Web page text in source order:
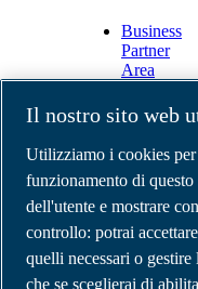
Business
Partner
Area
Connect
2.0
Business
ABAC
Media
Gallery
©2026
Note legali e
Il nostro sito web
Utilizziamo i cookies
funzionamento di
dell'utente e mostrare
controllo: potrai
quelli necessari o
che se sceglierai di